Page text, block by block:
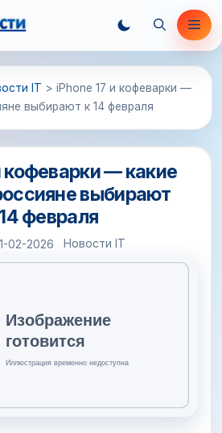
IT > iPhone 17 и кофеварки —
выбирают к 14 февраля
кофеварки — какие
выбирают
февраля
02-2026 Новости IT